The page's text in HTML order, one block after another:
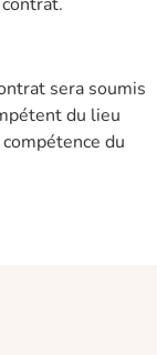
sera soumis
du lieu
du